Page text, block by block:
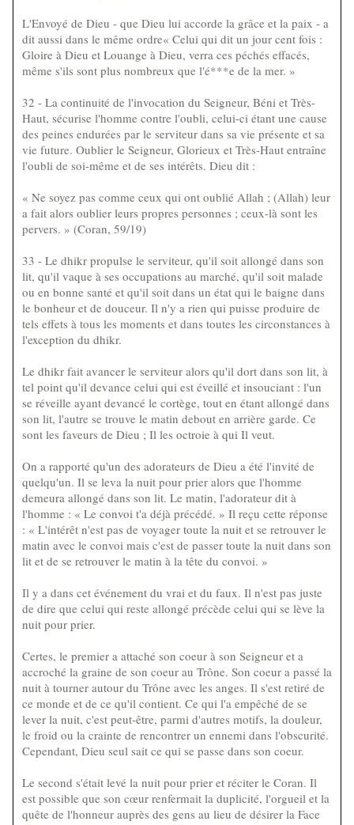
L'Envoyé de Dieu - que Dieu lui accorde la grâce et la paix - a
dit aussi dans le même ordre« Celui qui dit un jour cent fois :
Gloire à Dieu et Louange à Dieu, verra ces péchés effacés,
même s'ils sont plus nombreux que l'é***e de la mer. »
32 - La continuité de l'invocation du Seigneur, Béni et Très-
Haut, sécurise l'homme contre l'oubli, celui-ci étant une cause
des peines endurées par le serviteur dans sa vie présente et sa
vie future. Oublier le Seigneur, Glorieux et Très-Haut entraîne
l'oubli de soi-même et de ses intérêts. Dieu dit :
« Ne soyez pas comme ceux qui ont oublié Allah ; (Allah) leur
a fait alors oublier leurs propres personnes ; ceux-là sont les
pervers. » (Coran, 59/19)
33 - Le dhikr propulse le serviteur, qu'il soit allongé dans son
lit, qu'il vaque à ses occupations au marché, qu'il soit malade
ou en bonne santé et qu'il soit dans un état qui le baigne dans
le bonheur et de douceur. Il n'y a rien qui puisse produire de
tels effets à tous les moments et dans toutes les circonstances à
l'exception du dhikr.
Le dhikr fait avancer le serviteur alors qu'il dort dans son lit, à
tel point qu'il devance celui qui est éveillé et insouciant : l'un
se réveille ayant devancé le cortège, tout en étant allongé dans
son lit, l'autre se trouve le matin debout en arrière garde. Ce
sont les faveurs de Dieu ; Il les octroie à qui Il veut.
On a rapporté qu'un des adorateurs de Dieu a été l'invité de
quelqu'un. Il se leva la nuit pour prier alors que l'homme
demeura allongé dans son lit. Le matin, l'adorateur dit à
l'homme : « Le convoi t'a déjà précédé. » Il reçu cette réponse
: « L'intérêt n'est pas de voyager toute la nuit et se retrouver le
matin avec le convoi mais c'est de passer toute la nuit dans son
lit et de se retrouver le matin à la tête du convoi. »
Il y a dans cet événement du vrai et du faux. Il n'est pas juste
de dire que celui qui reste allongé précède celui qui se lève la
nuit pour prier.
Certes, le premier a attaché son coeur à son Seigneur et a
accroché la graine de son coeur au Trône. Son coeur a passé la
nuit à tourner autour du Trône avec les anges. Il s'est retiré de
ce monde et de ce qu'il contient. Ce qui l'a empêché de se
lever la nuit, c'est peut-être, parmi d'autres motifs, la douleur,
le froid ou la crainte de rencontrer un ennemi dans l'obscurité.
Cependant, Dieu seul sait ce qui se passe dans son coeur.
Le second s'était levé la nuit pour prier et réciter le Coran. Il
est possible que son cœur renfermait la duplicité, l'orgueil et la
quête de l'honneur auprès des gens au lieu de désirer la Face